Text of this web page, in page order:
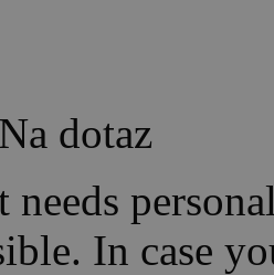
Na dotaz
In case